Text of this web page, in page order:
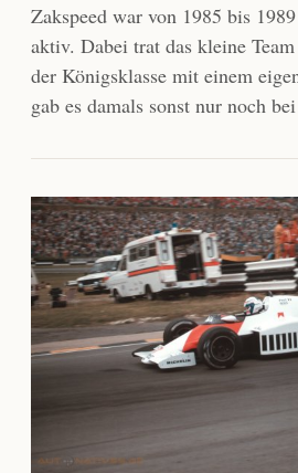
Zakspeed war von 1985 bis
aktiv. Dabei trat das kleine
der Königsklasse mit einem
gab es damals sonst nur noch